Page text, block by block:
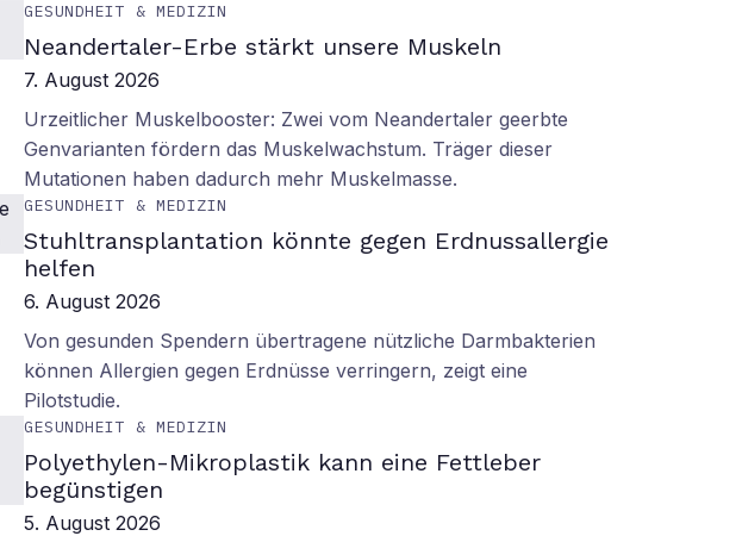
GESUNDHEIT & MEDIZIN
Neandertaler-Erbe stärkt unsere Muskeln
7. August 2026
Urzeitlicher Muskelbooster: Zwei vom Neandertaler geerbte
Genvarianten fördern das Muskelwachstum. Träger dieser
Mutationen haben dadurch mehr Muskelmasse.
GESUNDHEIT & MEDIZIN
Stuhltransplantation könnte gegen Erdnussallergie
helfen
6. August 2026
Von gesunden Spendern übertragene nützliche Darmbakterien
können Allergien gegen Erdnüsse verringern, zeigt eine
Pilotstudie.
GESUNDHEIT & MEDIZIN
Polyethylen-Mikroplastik kann eine Fettleber
begünstigen
5. August 2026